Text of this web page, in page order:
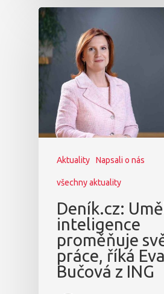
Aktuality Napsali o nás
všechny aktuality
Deník.cz:
inteligence
proměňuje
práce, říká Eva
Bučová z ING